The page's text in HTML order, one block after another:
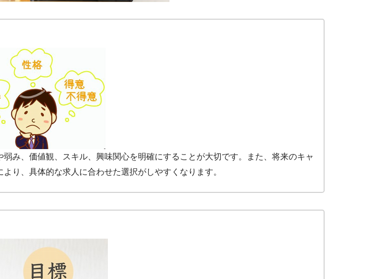
弱み、価値観、スキル、興味関心を明確にすることが大切です。また、将来のキャ
り、具体的な求人に合わせた選択がしやすくなります。